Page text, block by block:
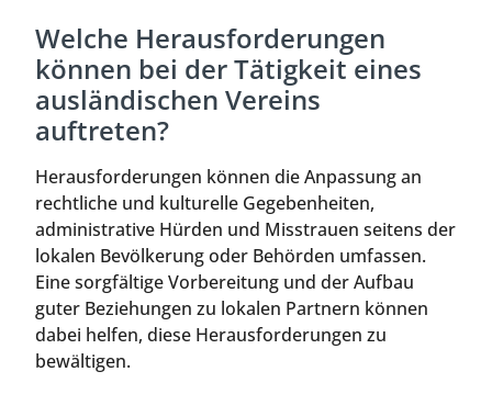
Welche Herausforderungen
können bei der Tätigkeit eines
ausländischen Vereins
auftreten?
Herausforderungen können die Anpassung an
rechtliche und kulturelle Gegebenheiten,
administrative Hürden und Misstrauen seitens der
lokalen Bevölkerung oder Behörden umfassen.
Eine sorgfältige Vorbereitung und der Aufbau
guter Beziehungen zu lokalen Partnern können
dabei helfen, diese Herausforderungen zu
bewältigen.